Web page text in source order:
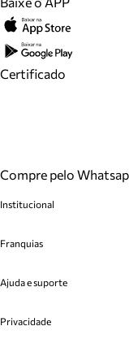
Certificado
Compre pelo
Institucional
Cashback
Venda Corporativa
Mapa do Site
Franquias
Plano de Negócio
Ajuda e suporte
Cadastro
Privacidade